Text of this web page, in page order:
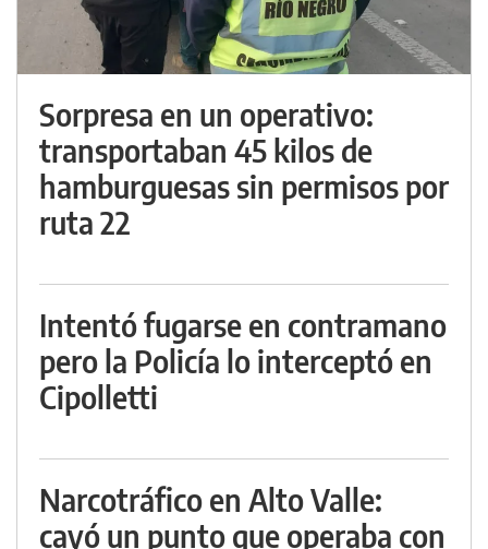
Sorpresa en un operativo:
transportaban 45 kilos de
hamburguesas sin permisos por
ruta 22
Intentó fugarse en contramano
pero la Policía lo interceptó en
Cipolletti
Narcotráfico en Alto Valle:
cayó un punto que operaba con